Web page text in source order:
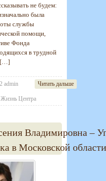
не будем:
была
службы
помощи,
Фонда
в трудной
[…]
Читать дальше
admin
Жизнь Центра
Владимировна –
в Московской